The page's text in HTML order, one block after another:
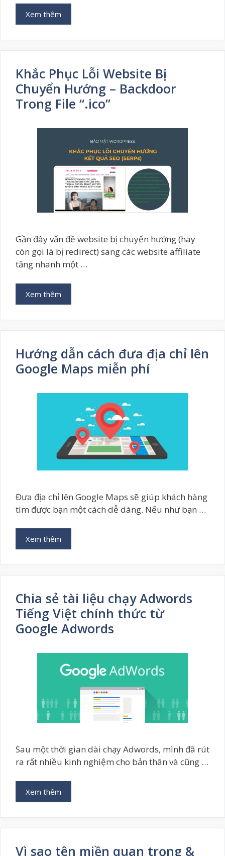
Xem thêm
Khắc Phục Lỗi Website Bị
Chuyển Hướng – Backdoor
Trong File “.ico”
Gần đây vấn đề website bị chuyển hướng (hay
còn gọi là bị redirect) sang các website affiliate
tăng nhanh một …
Xem thêm
Hướng dẫn cách đưa địa chỉ lên
Google Maps miễn phí
Đưa địa chỉ lên Google Maps sẽ giúp khách hàng
tìm được bạn một cách dễ dàng. Nếu như bạn …
Xem thêm
Chia sẻ tài liệu chạy Adwords
Tiếng Việt chính thức từ
Google Adwords
Sau một thời gian dài chạy Adwords, mình đã rút
ra rất nhiều kinh nghiệm cho bản thân và cũng …
Xem thêm
Vì sao tên miền quan trọng &